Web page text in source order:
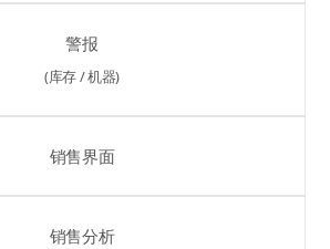
警报
(库存 / 机器)
销售界面
销售分析